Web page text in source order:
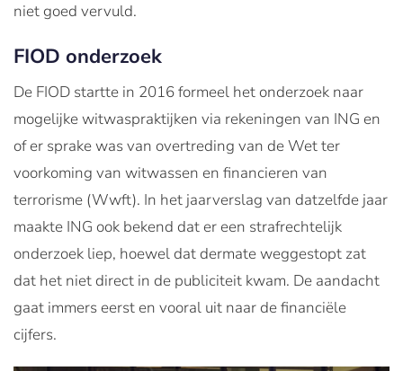
niet goed vervuld.
FIOD onderzoek
De FIOD startte in 2016 formeel het onderzoek naar
mogelijke witwaspraktijken via rekeningen van ING en
of er sprake was van overtreding van de Wet ter
voorkoming van witwassen en financieren van
terrorisme (Wwft). In het jaarverslag van datzelfde jaar
maakte ING ook bekend dat er een strafrechtelijk
onderzoek liep, hoewel dat dermate weggestopt zat
dat het niet direct in de publiciteit kwam. De aandacht
gaat immers eerst en vooral uit naar de financiële
cijfers.